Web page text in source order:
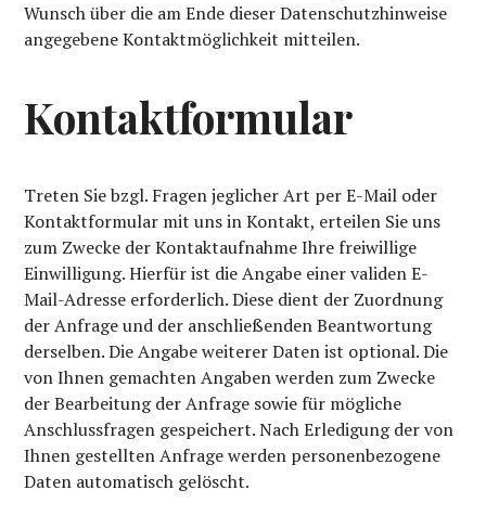
Wunsch über die am Ende dieser Datenschutzhinweise
angegebene Kontaktmöglichkeit mitteilen.
Kontaktformular
Treten Sie bzgl. Fragen jeglicher Art per E-Mail oder
Kontaktformular mit uns in Kontakt, erteilen Sie uns
zum Zwecke der Kontaktaufnahme Ihre freiwillige
Einwilligung. Hierfür ist die Angabe einer validen E-
Mail-Adresse erforderlich. Diese dient der Zuordnung
der Anfrage und der anschließenden Beantwortung
derselben. Die Angabe weiterer Daten ist optional. Die
von Ihnen gemachten Angaben werden zum Zwecke
der Bearbeitung der Anfrage sowie für mögliche
Anschlussfragen gespeichert. Nach Erledigung der von
Ihnen gestellten Anfrage werden personenbezogene
Daten automatisch gelöscht.